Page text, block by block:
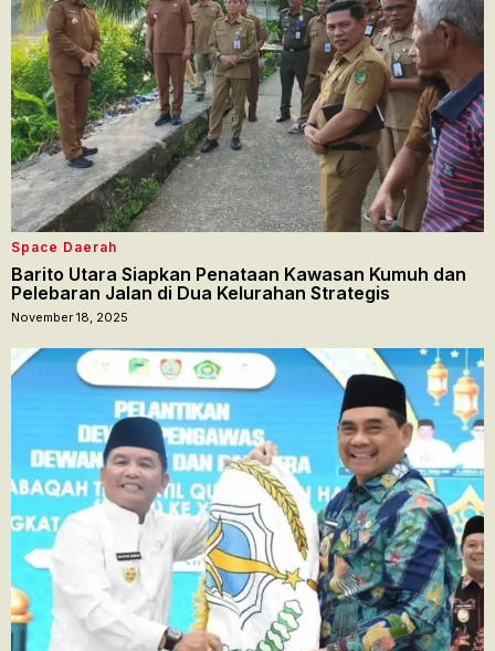
Space Daerah
Barito Utara Siapkan Penataan Kawasan Kumuh dan
Pelebaran Jalan di Dua Kelurahan Strategis
November 18, 2025